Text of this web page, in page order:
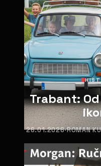
Trabant:
26.01.2026·ROMAN